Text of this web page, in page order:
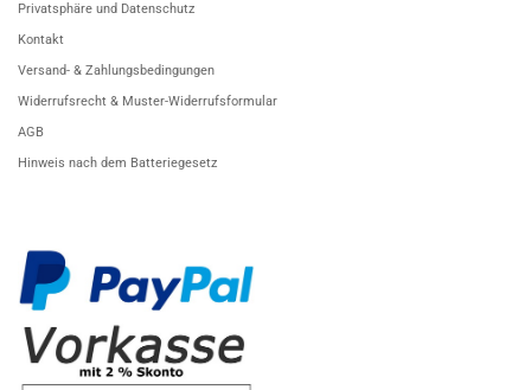
Privatsphäre und Datenschutz
Kontakt
Versand- & Zahlungsbedingungen
Widerrufsrecht & Muster-Widerrufsformular
AGB
Hinweis nach dem Batteriegesetz